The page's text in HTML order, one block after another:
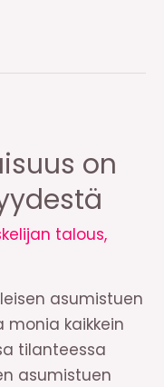
on
talous,
asumistuen
monia kaikkein
tilanteessa
asumistuen